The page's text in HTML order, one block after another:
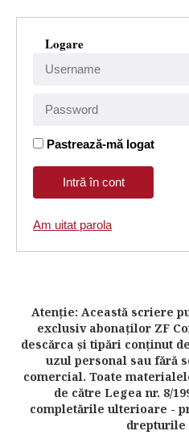
Logare
Pastrează-mă logat
Am uitat parola
Atenţie: Această scriere
exclusiv abonaţilor ZF
descărca şi tipări conţinut
uzul personal sau fără
comercial. Toate
de către Legea nr. 8/
completările ulterioare -
drepturile